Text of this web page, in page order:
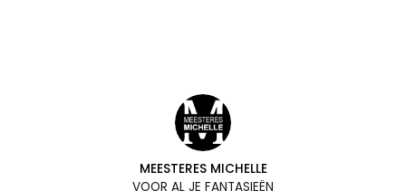
MEESTERES MICHELLE
VOOR AL JE FANTASIEËN